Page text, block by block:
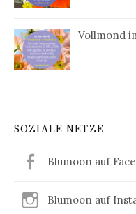
Vollmond
SOZIALE NETZE
Blumoon auf
Blumoon auf